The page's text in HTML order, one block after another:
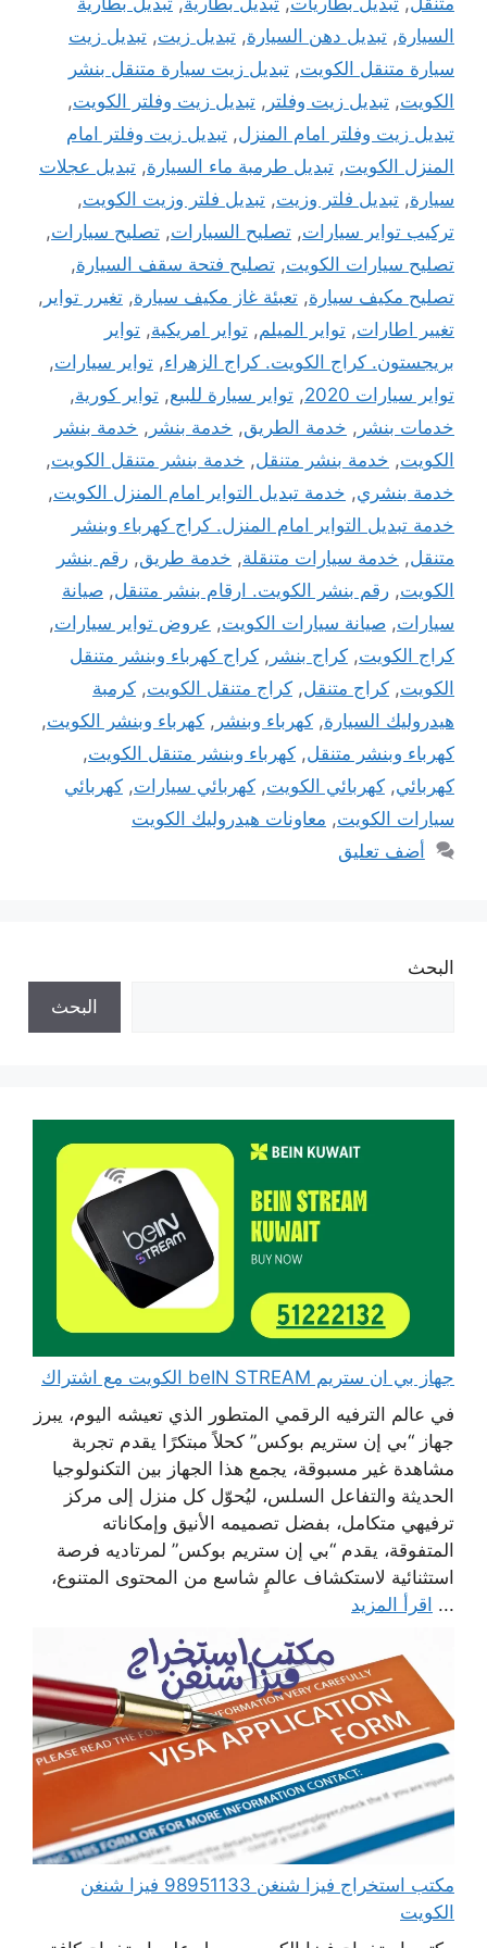
السيارة, تبديل دهن السيارة, تبديل زيت, تبديل زيت
سيارة متنقل الكويت, تبديل زيت سيارة متنقل بنشر
الكويت, تبديل زيت وفلتر , تبديل زيت وفلتر الكويت,
تبديل زيت وفلتر امام المنزل, تبديل زيت وفلتر امام
المنزل الكويت, تبديل طرمبة ماء السيارة, تبديل عجلات
سيارة, تبديل فلتر وزيت, تبديل فلتر وزيت الكويت,
تركيب تواير سيارات, تصليح السيارات, تصليح سيارات,
تصليح سيارات الكويت, تصليح فتحة سقف السيارة,
تصليح مكيف سيارة, تعبئة غاز مكيف سيارة, تغيرر تواير ,
تغيير اطارات, تواير الميلم, تواير امريكية, تواير
بريجستون. كراج الكويت. كراج الزهراء, تواير سيارات,
تواير سيارات 2020
, تواير سيارة للبيع, تواير كورية,
خدمات بنشر , خدمة الطريق, خدمة بنشر , خدمة بنشر
الكويت, خدمة بنشر متنقل, خدمة بنشر متنقل الكويت,
خدمة بنشري, خدمة تبديل التواير امام المنزل الكويت,
خدمة تبديل التواير امام المنزل. كراج كهرباء وبنشر
متنقل, خدمة سيارات متنقلة, خدمة طريق, رقم بنشر
الكويت, رقم بنشر الكويت. ارقام بنشر متنقل, صيانة
سيارات, صيانة سيارات الكويت, عروض تواير سيارات,
كراج الكويت, كراج بنشر , كراج كهرباء وبنشر متنقل
الكويت, كراج متنقل, كراج متنقل الكويت, كرمبة
هيدروليك السيارة, كهرباء وبنشر , كهرباء وبنشر الكويت,
كهرباء وبنشر متنقل, كهرباء وبنشر متنقل الكويت,
كهربائي, كهربائي الكويت, كهربائي سيارات, كهربائي
سيارات الكويت, معاونات هيدروليك الكويت
أضف تعليق
البحث
البحث
جهاز بي ان ستريم beIN STREAM الكويت مع اشتراك
في عالم الترفيه الرقمي المتطور الذي تعيشه اليوم، يبرز
جهاز “بي إن ستريم بوكس” كحلاً مبتكرًا يقدم تجربة
مشاهدة غير مسبوقة، يجمع هذا الجهاز بين التكنولوجيا
الحديثة والتفاعل السلس، ليُحوّل كل منزل إلى مركز
ترفيهي متكامل، بفضل تصميمه الأنيق وإمكاناته
المتفوقة، يقدم “بي إن ستريم بوكس” لمرتاديه فرصة
استثنائية لاستكشاف عالمٍ شاسع من المحتوى المتنوع،
... اقرأ المزيد
مكتب استخراج فيزا شنغن 98951133 فيزا شنغن
الكويت